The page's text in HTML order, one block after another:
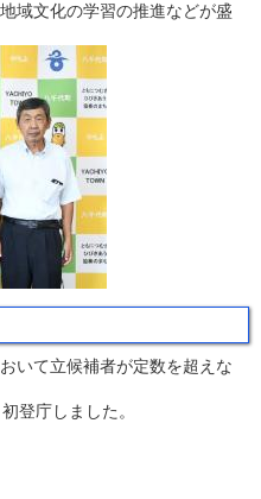
域文化の学習の推進などが盛
いて立候補者が定数を超えな
登庁しました。